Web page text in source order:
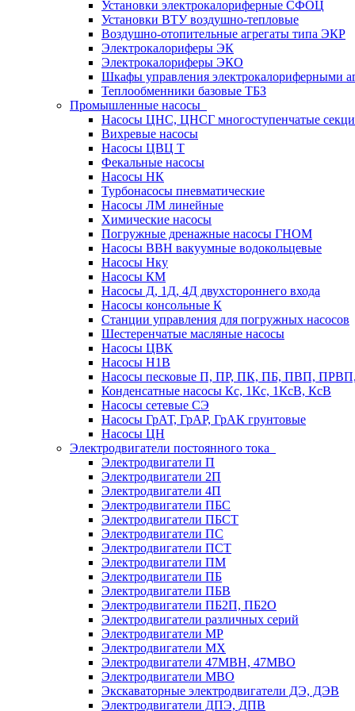
Установки электрокалориферные СФОЦ
Установки ВТУ воздушно-тепловые
Воздушно-отопительные агрегаты типа ЭКР
Электрокалориферы ЭК
Электрокалориферы ЭКО
Шкафы управления электрокалориферными
Теплообменники базовые ТБЗ
Промышленные насосы
Насосы ЦНС, ЦНСГ многоступенчатые
Вихревые насосы
Насосы ЦВЦ Т
Фекальные насосы
Насосы НК
Турбонасосы пневматические
Насосы ЛМ линейные
Химические насосы
Погружные дренажные насосы ГНОМ
Насосы ВВН вакуумные водокольцевые
Насосы Нку
Насосы КМ
Насосы Д, 1Д, 4Д двухстороннего входа
Насосы консольные К
Станции управления для погружных насосов
Шестеренчатые масляные насосы
Насосы ЦВК
Насосы Н1В
Насосы песковые П, ПР, ПК, ПБ, ПВП,
Конденсатные насосы Кс, 1Кс, 1КсВ, КсВ
Насосы сетевые СЭ
Насосы ГрАТ, ГрАР, ГрАК грунтовые
Насосы ЦН
Электродвигатели постоянного тока
Электродвигатели П
Электродвигатели 2П
Электродвигатели 4П
Электродвигатели ПБС
Электродвигатели ПБСТ
Электродвигатели ПС
Электродвигатели ПСТ
Электродвигатели ПМ
Электродвигатели ПБ
Электродвигатели ПБВ
Электродвигатели ПБ2П, ПБ2О
Электродвигатели различных серий
Электродвигатели МР
Электродвигатели MX
Электродвигатели 47MBH, 47МВО
Электродвигатели MBO
Экскаваторные электродвигатели ДЭ, ДЭВ
Электродвигатели ДПЭ, ДПВ